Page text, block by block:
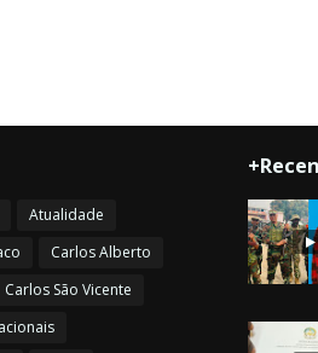
Atualidade
Carlos Alberto
Carlos São Vicente